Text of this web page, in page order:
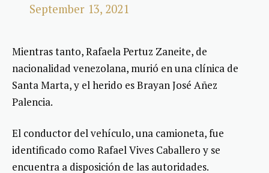
September 13, 2021
Mientras tanto, Rafaela Pertuz Zaneite, de
nacionalidad venezolana, murió en una clínica de
Santa Marta, y el herido es Brayan José Añez
Palencia.
El conductor del vehículo, una camioneta, fue
identificado como Rafael Vives Caballero y se
encuentra a disposición de las autoridades.